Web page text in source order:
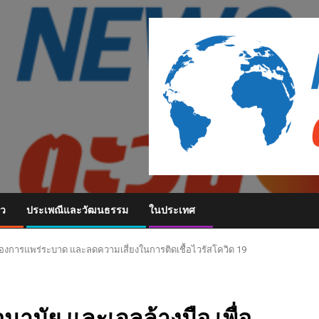
ประเพณีและวัฒนธรรม ในประเทศ
ารแพร่ระบาด และลดความเสี่ยงในการติดเชื้อไวรัสโควิด 19